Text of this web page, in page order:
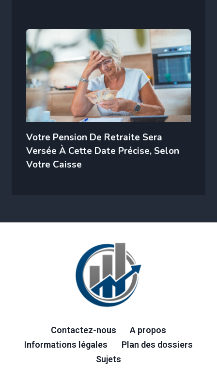
Votre Pension De Retraite Sera
Versée À Cette Date Précise, Selon
Votre Caisse
Contactez-nous
A propos
Informations légales
Plan des dossiers
Sujets